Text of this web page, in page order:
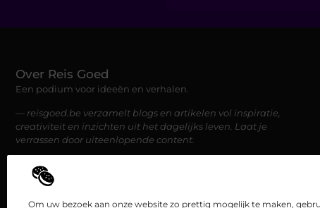
Om uw bezoek aan onze website zo prettig mogelijk te maken,
Over Reis Goed
Een podium voor ideeën en verhalen.
— reisgoed.be verzamelt blogs en artikelen vol inspiratie,
creativiteit en inzichten uit het dagelijks leven. Laat je
verrassen door uiteenlopende content.